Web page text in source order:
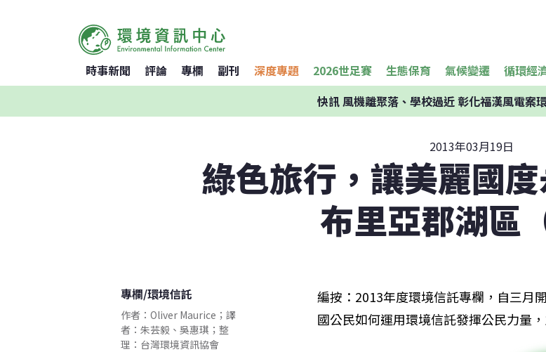
時事新聞 評論 專欄 副刊 深度專題 2026世足賽 生態保育 氣候變遷 循環經
快訊風機離聚落、學校過近 彰化福漢風電案
2013年03月19日
綠色旅行，讓美麗國
布里亞郡湖區
專欄/環境信託
作者：Oliver Maurice；譯
者：朱芸毅、吳惠琪；整
理：台灣環境資訊協會
編按：2013年度環境信託專欄，自三月
國公民如何運用環境信託發揮公民力量